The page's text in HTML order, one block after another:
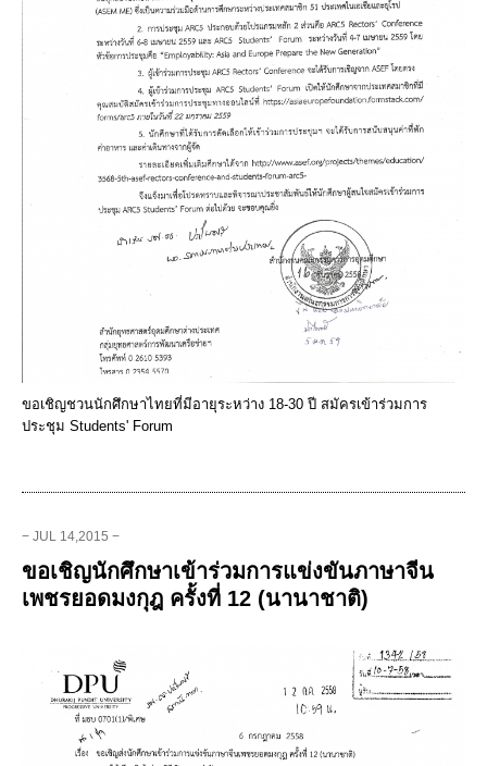
ขอเชิญชวนนักศึกษาไทยที่มีอายุระหว่าง 18-30 ปี สมัครเข้าร่วมการ
ประชุม Students' Forum
− JUL 14,2015 −
ขอเชิญนักศึกษาเข้าร่วมการแข่งขันภาษาจีน
เพชรยอดมงกุฎ ครั้งที่ 12 (นานาชาติ)